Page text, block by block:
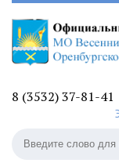
8 (3532) 37-81-41